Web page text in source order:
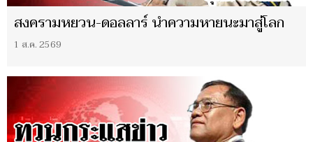
สงครามหยวน-ดอลลาร์ นำความหายนะมาสู่โลก
1 ส.ค. 2569